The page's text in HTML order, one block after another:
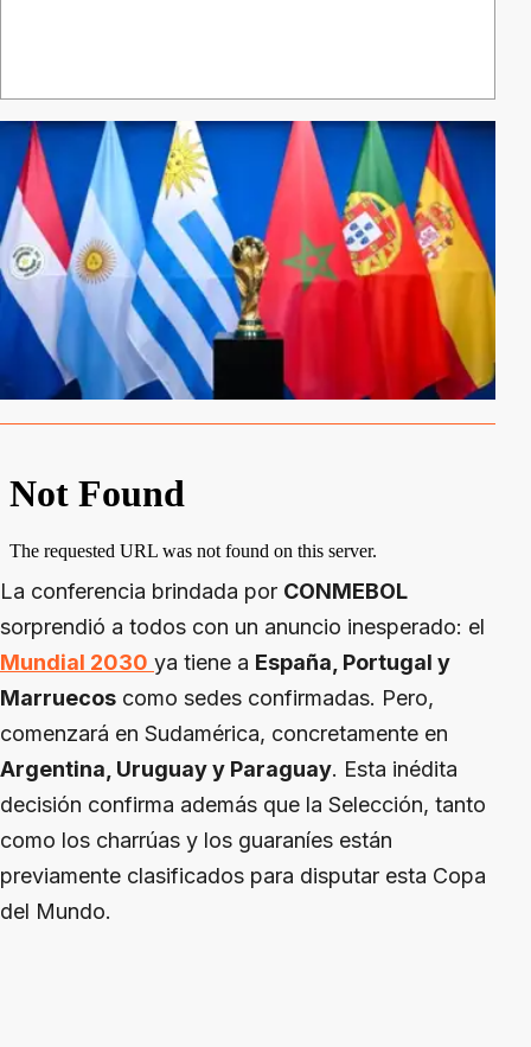
La conferencia brindada por CONMEBOL
sorprendió a todos con un anuncio inesperado: el
Mundial 2030 ya tiene a España, Portugal y
Marruecos como sedes confirmadas. Pero,
comenzará en Sudamérica, concretamente en
Argentina, Uruguay y Paraguay. Esta inédita
decisión confirma además que la Selección, tanto
como los charrúas y los guaraníes están
previamente clasificados para disputar esta Copa
del Mundo.